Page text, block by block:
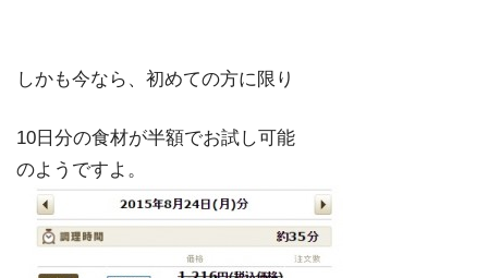
しかも今なら、初めての方に限り
10日分の食材が半額でお試し可能
のようですよ。